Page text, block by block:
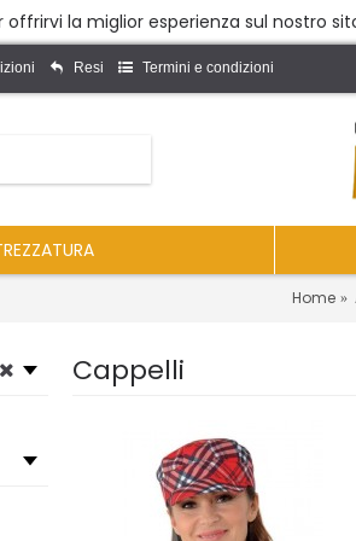
offrirvi la miglior esperienza sul nostro
Resi Termini e condizioni
Home
Cappelli